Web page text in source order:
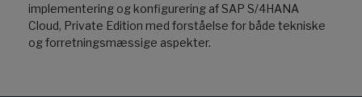
implementering og konfigurering af SAP S/4HANA
Cloud, Private Edition med forståelse for både tekniske
og forretningsmæssige aspekter.